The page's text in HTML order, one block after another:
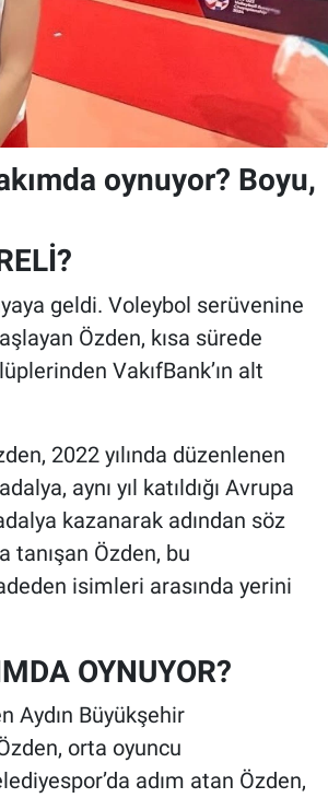
oynuyor? Boyu,
geldi. Voleybol serüvenine
Özden, kısa sürede
VakıfBank’ın alt
2022 yılında düzenlenen
aynı yıl katıldığı Avrupa
kazanarak adından söz
tanışan Özden, bu
isimleri arasında yerini
OYNUYOR?
Aydın Büyükşehir
orta oyuncu
adım atan Özden,